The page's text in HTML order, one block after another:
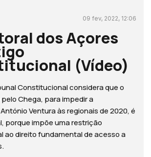
09 fev, 2022, 12:06
dos Açores
(Vídeo)
Constitucional considera que o
Chega, para impedir a
Ventura às regionais de 2020, é
porque impõe uma restrição
ao direito fundamental de acesso a